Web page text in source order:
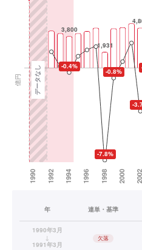
年 連単・基準
1990年3月
↓
1991年3月
欠落